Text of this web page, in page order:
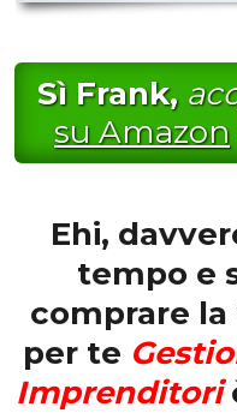
Sì Frank,
su Amazon
Ehi,
tempo e
comprare la
per te
Imprenditori